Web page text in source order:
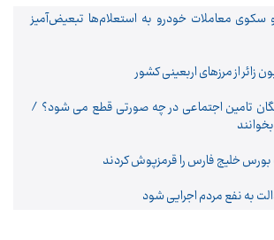
معاملات خودرو به استعلام‌ها تبعیض‌آمیز
تامین اجتماعی در چه صورتی قطع می شود؟ /
بورس خلیج فارس را قرمزپوش کردند
به نفع مردم اجرایی شود